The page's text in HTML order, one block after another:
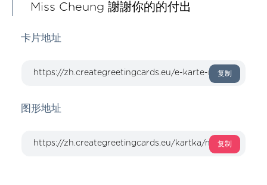
Miss Cheung 謝謝你的的付出
卡片地址
复制
图形地址
复制